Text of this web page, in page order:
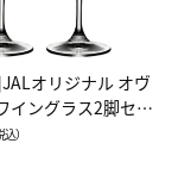
オリジナル オヴ
イングラス2脚セッ
イン）
込）